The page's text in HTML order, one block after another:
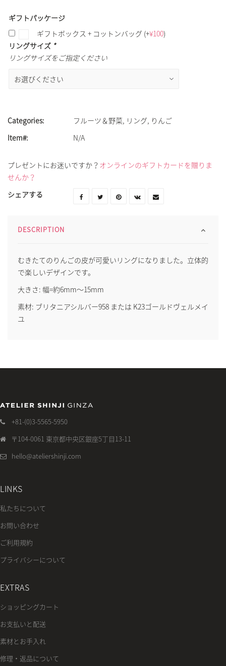
ギフトパッケージ
ギフトボックス + コットンバッグ (+¥100)
リングサイズ *
リングサイズをご指定ください
Categories: フルーツ＆野菜, リング, りんご
Item#:
N/A
プレゼントにお迷いですか？ オンラインのギフトカードを贈りま
せんか？
シェアする
DESCRIPTION
むきたてのりんごの皮が可愛いリングになりました。立体的
で楽しいデザインです。
大きさ: 幅=約6mm〜15mm
素材: ブリタニアシルバー958 または K23ゴールドヴェルメイ
ユ
+81-(0)3-5565-5950
〒104-0061 東京都中央区銀座5丁目13-11
hello@ateliershinji.com
LINKS
私たちについて
お問い合わせ
ご利用規約
プライバシーについて
EXTRAS
ショッピングカート
お支払いと配送
素材とお手入れ
修理・返品について